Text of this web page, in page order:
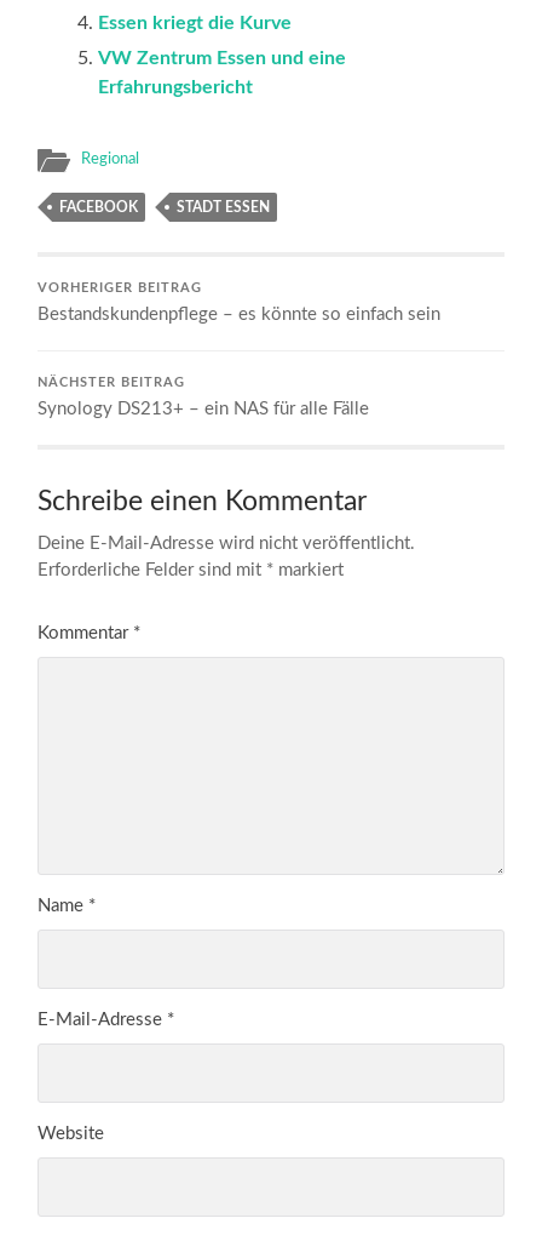
Essen kriegt die Kurve
VW Zentrum Essen und eine
Erfahrungsbericht
Regional
FACEBOOK STADT ESSEN
VORHERIGER BEITRAG
Bestandskundenpflege – es könnte so einfach sein
NÄCHSTER BEITRAG
Synology DS213+ – ein NAS für alle Fälle
Schreibe einen Kommentar
Deine E-Mail-Adresse wird nicht veröffentlicht.
Erforderliche Felder sind mit * markiert
Kommentar *
Name *
E-Mail-Adresse *
Website